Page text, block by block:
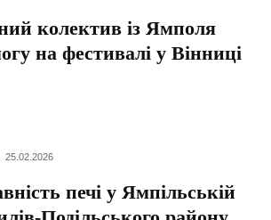
колектив із Ямполя
на фестивалі у Вінниці
25.02.2026
печі у Ямпільській